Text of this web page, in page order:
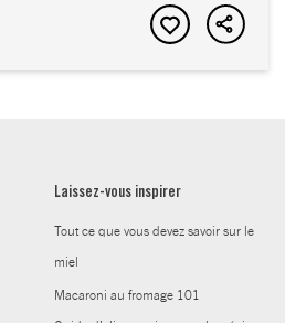
Laissez-vous inspirer
Tout ce que vous devez savoir sur le
miel
Macaroni au fromage 101